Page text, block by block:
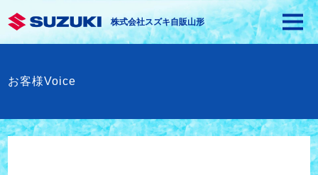
株式会社スズキ自販山形
お客様Voice